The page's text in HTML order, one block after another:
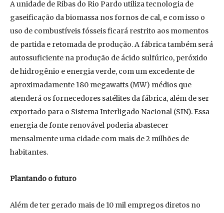
A unidade de Ribas do Rio Pardo utiliza tecnologia de
gaseificação da biomassa nos fornos de cal, e com isso o
uso de combustíveis fósseis ficará restrito aos momentos
de partida e retomada de produção. A fábrica também será
autossuficiente na produção de ácido sulfúrico, peróxido
de hidrogênio e energia verde, com um excedente de
aproximadamente 180 megawatts (MW) médios que
atenderá os fornecedores satélites da fábrica, além de ser
exportado para o Sistema Interligado Nacional (SIN). Essa
energia de fonte renovável poderia abastecer
mensalmente uma cidade com mais de 2 milhões de
habitantes.
Plantando o futuro
Além de ter gerado mais de 10 mil empregos diretos no